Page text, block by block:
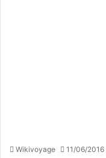
Wikivoyage 11/06/2016